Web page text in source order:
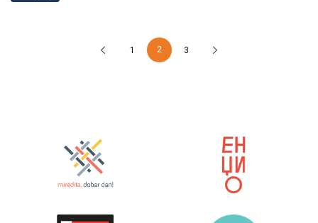
1 2 3